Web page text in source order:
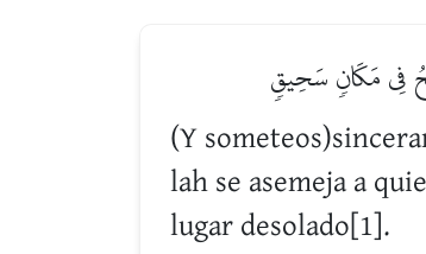
فِي مَكَانٖ سَحِيقٖ
(Y
lah se asemeja a
lugar desolado[1].